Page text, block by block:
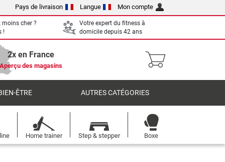
Pays de livraison Langue Mon compte
moins cher ?
!
Votre expert du fitness à
domicile depuis 42 ans
2x en France
des magasins
ÊTRE AUTRES CATÉGORIES
Home trainer Step & stepper Boxe